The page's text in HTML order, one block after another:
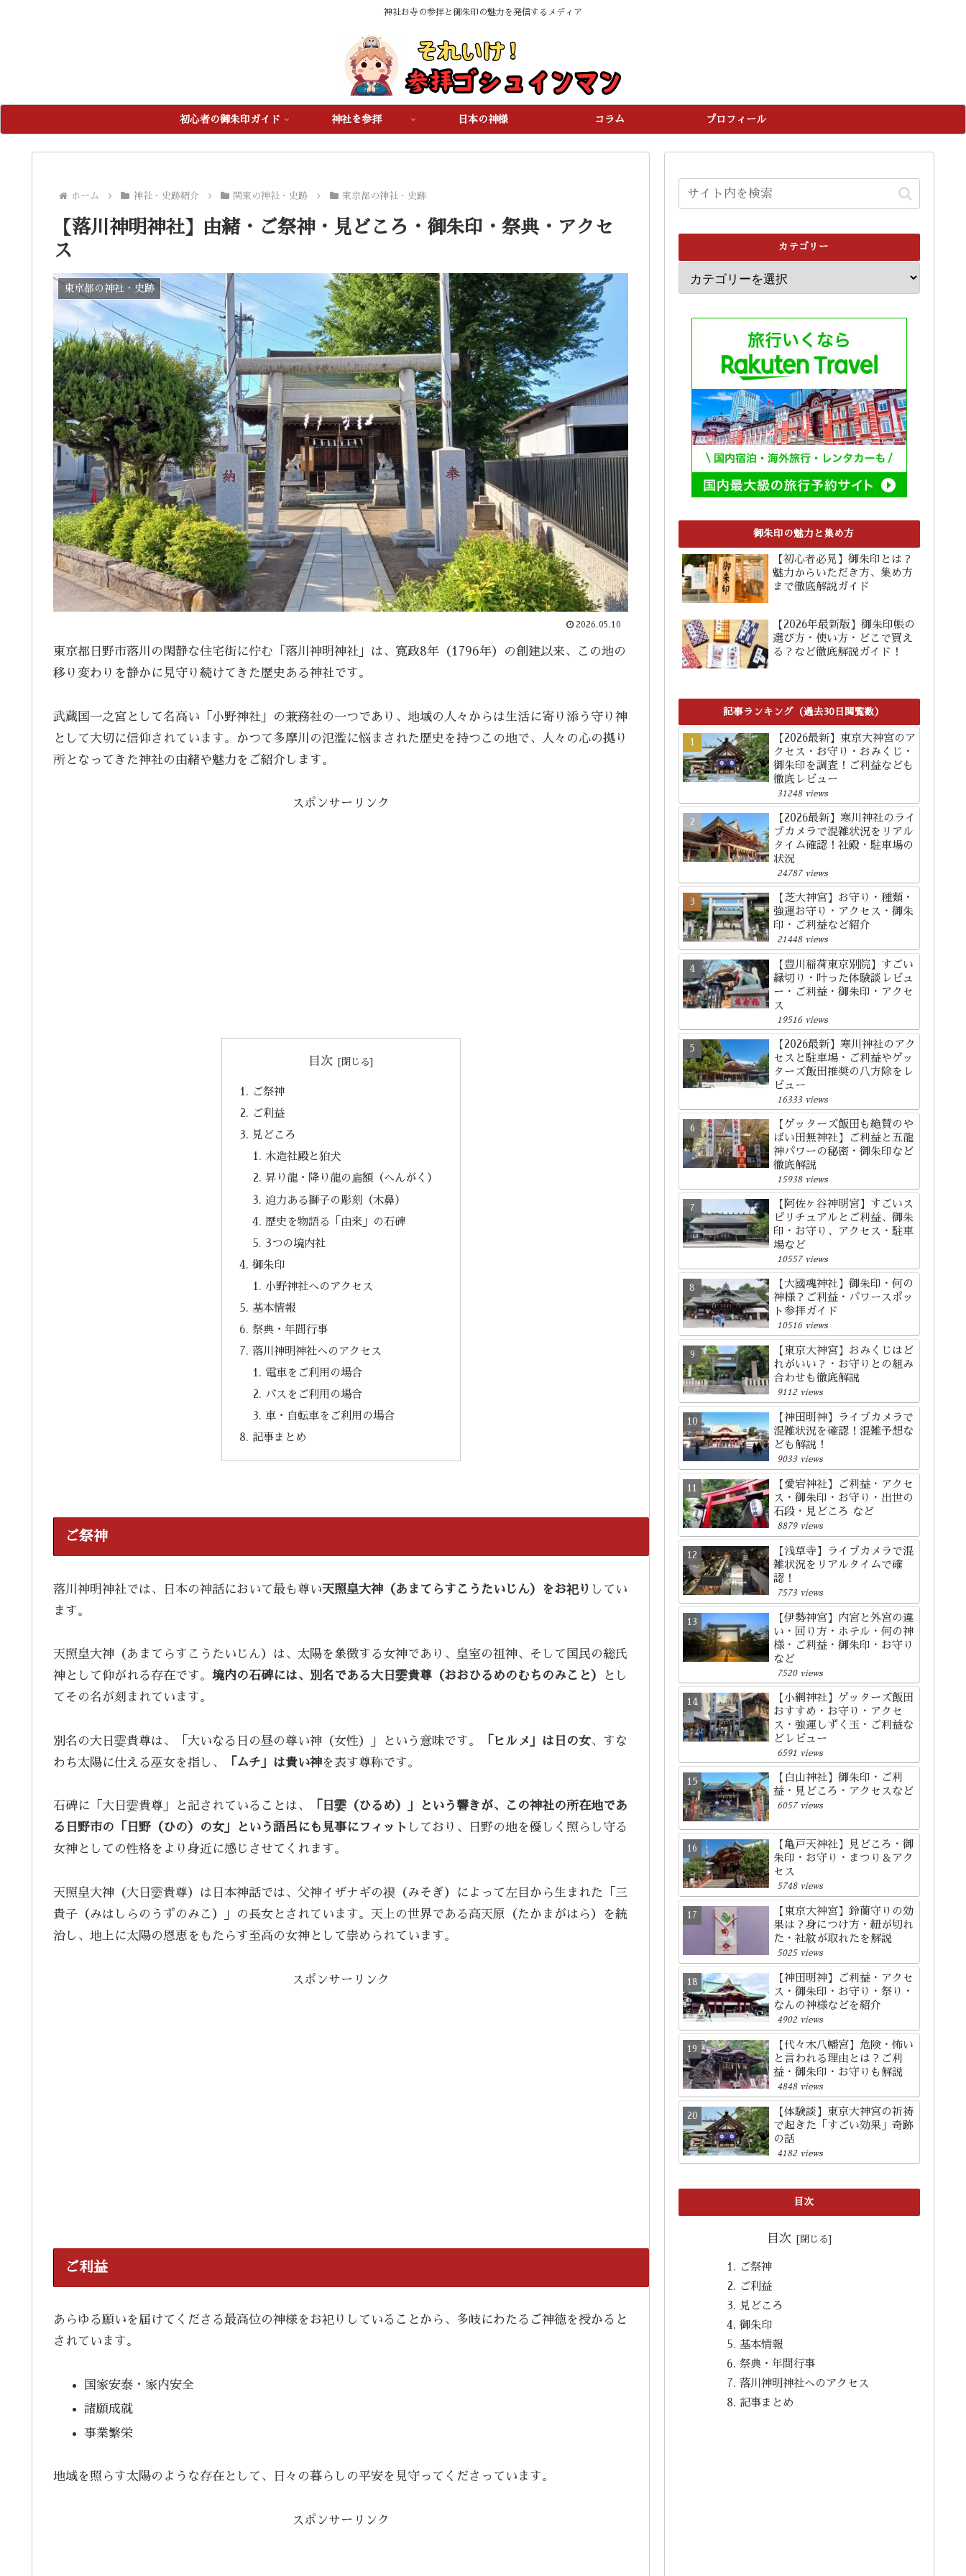
神社お寺の参拝と御朱印の魅力を発信するメディア
初心者の御朱印ガイド 神社を参拝 日本の神様 コラム プロフィール
ホーム 神社・史跡紹介 関東の神社・史跡 東京都の神社・史跡
【落川神明神社】由緒・ご祭神・見どころ・御朱印・祭典・アクセ
ス
東京都の神社・史跡
2026.05.10
東京都日野市落川の閑静な住宅街に佇む「落川神明神社」は、寛政8年（1796年）の創建以来、この地の
移り変わりを静かに見守り続けてきた歴史ある神社です。
武蔵国一之宮として名高い「小野神社」の兼務社の一つであり、地域の人々からは生活に寄り添う守り神
として大切に信仰されています。かつて多摩川の氾濫に悩まされた歴史を持つこの地で、人々の心の拠り
所となってきた神社の由緒や魅力をご紹介します。
スポンサーリンク
目次
ご祭神
ご利益
見どころ
木造社殿と狛犬
昇り龍・降り龍の扁額（へんがく）
迫力ある獅子の彫刻（木鼻）
歴史を物語る「由来」の石碑
3つの境内社
御朱印
小野神社へのアクセス
基本情報
祭典・年間行事
落川神明神社へのアクセス
電車をご利用の場合
バスをご利用の場合
車・自転車をご利用の場合
記事まとめ
ご祭神
落川神明神社では、日本の神話において最も尊い天照皇大神（あまてらすこうたいじん）をお祀り してい
ます。
天照皇大神（あまてらすこうたいじん）は、太陽を象徴する女神であり、皇室の祖神、そして国民の総氏
神として仰がれる存在です。 境内の石碑には、別名である大日孁貴尊（おおひるめのむちのみこと）
とし
てその名が刻まれています。
別名の大日孁貴尊は、「大いなる日の昼の尊い神（女性）」という意味です。 「ヒルメ」は日の女、すな
わち太陽に仕える巫女を指し、
「ムチ」は貴い神を表す尊称です。
石碑に「大日孁貴尊」と記されていることは、
「日孁（ひるめ）」という響きが、この神社の所在地であ
る日野市の「日野（ひの）の女」という語呂にも見事にフィット しており、日野の地を優しく照らし守る
女神としての性格をより身近に感じさせてくれます。
天照皇大神（大日孁貴尊）は日本神話では、父神イザナギの禊（みそぎ）によって左目から生まれた「三
貴子（みはしらのうずのみこ）」の長女とされています。天上の世界である高天原（たかまがはら）を統
治し、地上に太陽の恩恵をもたらす至高の女神として崇められています。
スポンサーリンク
ご利益
あらゆる願いを届けてくださる最高位の神様をお祀りしていることから、多岐にわたるご神徳を授かると
されています。
国家安泰・家内安全
諸願成就
事業繁栄
地域を照らす太陽のような存在として、日々の暮らしの平安を見守ってくださっています。
スポンサーリンク
カテゴリー
御朱印の魅力と集め方
【初心者必見】御朱印とは？
魅力からいただき方、集め方
まで徹底解説ガイド
【2026年最新版】御朱印帳の
選び方・使い方・どこで買え
る？など徹底解説ガイド！
記事ランキング（過去30日閲覧数）
【2026最新】東京大神宮のア
クセス・お守り・おみくじ・
御朱印を調査！ご利益なども
徹底レビュー
31248 views
【2026最新】寒川神社のライ
ブカメラで混雑状況をリアル
タイム確認！社殿・駐車場の
状況
24787 views
【芝大神宮】お守り・種類・
強運お守り・アクセス・御朱
印・ご利益など紹介
21448 views
【豊川稲荷東京別院】すごい
縁切り・叶った体験談レビュ
ー・ご利益・御朱印・アクセ
ス
19516 views
【2026最新】寒川神社のアク
セスと駐車場・ご利益やゲッ
ターズ飯田推奨の八方除をレ
ビュー
16333 views
【ゲッターズ飯田も絶賛のや
ばい田無神社】ご利益と五龍
神パワーの秘密・御朱印など
徹底解説
15938 views
【阿佐ヶ谷神明宮】すごいス
ピリチュアルとご利益、御朱
印・お守り、アクセス・駐車
場など
10557 views
【大國魂神社】御朱印・何の
神様？ご利益・パワースポッ
ト参拝ガイド
10516 views
【東京大神宮】おみくじはど
れがいい？・お守りとの組み
合わせも徹底解説
9112 views
【神田明神】ライブカメラで
混雑状況を確認！混雑予想な
ども解説！
9033 views
【愛宕神社】ご利益・アクセ
ス・御朱印・お守り・出世の
石段・見どころ など
8879 views
【浅草寺】ライブカメラで混
雑状況をリアルタイムで確
認！
7573 views
【伊勢神宮】内宮と外宮の違
い・回り方・ホテル・何の神
様・ご利益・御朱印・お守り
など
7520 views
【小網神社】ゲッターズ飯田
おすすめ・お守り・アクセ
ス・強運しずく玉・ご利益な
どレビュー
6591 views
【白山神社】御朱印・ご利
益・見どころ・アクセスなど
6057 views
【亀戸天神社】見どころ・御
朱印・お守り・まつり＆アク
セス
5748 views
【東京大神宮】鈴蘭守りの効
果は？身につけ方・紐が切れ
た・社紋が取れたを解説
5025 views
【神田明神】ご利益・アクセ
ス・御朱印・お守り・祭り・
なんの神様などを紹介
4902 views
【代々木八幡宮】危険・怖い
と言われる理由とは？ご利
益・御朱印・お守りも解説
4848 views
【体験談】東京大神宮の祈祷
で起きた「すごい効果」奇跡
の話
4182 views
目次
目次
ご祭神
ご利益
見どころ
御朱印
基本情報
祭典・年間行事
落川神明神社へのアクセス
記事まとめ